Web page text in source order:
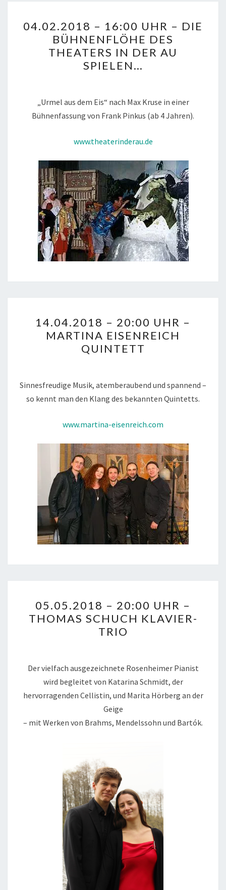
–
16:00
UHR
–
BÜHNENFLÖHE
DES
IN
SPIELEN…
04.02.2018 – 16:00 UHR – DIE
BÜHNENFLÖHE DES
THEATERS IN DER AU
SPIELEN…
„Urmel aus dem Eis“ nach Max Kruse in einer
Bühnenfassung von Frank Pinkus (ab 4 Jahren).
www.theaterinderau.de
–
20:00
UHR
MARTINA
EISENREICH
14.04.2018 – 20:00 UHR –
MARTINA EISENREICH
QUINTETT
Sinnesfreudige Musik, atemberaubend und spannend –
so kennt man den Klang des bekannten Quintetts.
www.martina-eisenreich.com
–
20:00
UHR
THOMAS
SCHUCH
KLAVIER-
TRIO
05.05.2018 – 20:00 UHR –
THOMAS SCHUCH KLAVIER-
TRIO
Der vielfach ausgezeichnete Rosenheimer Pianist
wird begleitet von Katarina Schmidt, der
hervorragenden Cellistin, und Marita Hörberg an der
Geige
– mit Werken von Brahms, Mendelssohn und Bartók.